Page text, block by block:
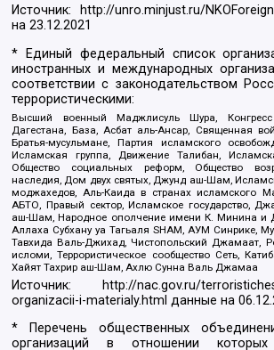
Источник: http://unro.minjust.ru/
на23.12.2021
* Единый федеральный список
иностранных и международных
соответствии с законодательством
террористическими:
Высший военный Маджлисуль Шура,
Дагестана, База, Асбат аль-Ансар, Священная
Братья-мусульмане, Партия исламского
Исламская группа, Движение Талибан,
Общество социальных реформ, Общество
наследия, Дом двух святых, Джунд аш-Шам,
моджахедов, Аль-Каида в странах исламского
АБТО, Правый сектор, Исламское государство,
аш-Шам, Народное ополчение имени К. Минина и
Аллаха Субхану уа Тагьаля SHAM, АУМ Синрике,
Тавхида Валь-Джихад, Чистопольский Джамаат,
исломи, Террористическое сообщество Сеть,
Хайят Тахрир аш-Шам, Ахлю Сунна Валь Джамаа
Источник:
http://nac.gov.ru/
organizacii-i-materialy.html данные на
* Перечень общественных
организаций в отношении